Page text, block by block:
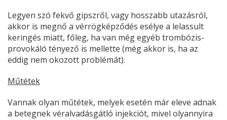
Legyen szó fekvő gipszről, vagy hosszabb utazásról,
akkor is megnő a vérrögképződés esélye a lelassult
keringés miatt, főleg, ha van még egyéb trombózis-
provokáló tényező is mellette (még akkor is, ha az
eddig nem okozott problémát).
Műtétek
Vannak olyan műtétek, melyek esetén már eleve adnak
a betegnek véralvadásgátló injekciót, mivel olyannyira